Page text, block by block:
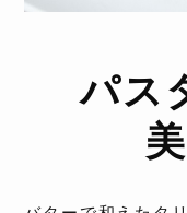
パス